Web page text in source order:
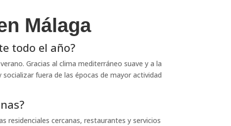
Málaga
todo el año?
Gracias al clima mediterráneo suave y a la
fuera de las épocas de mayor actividad
residenciales cercanas, restaurantes y servicios